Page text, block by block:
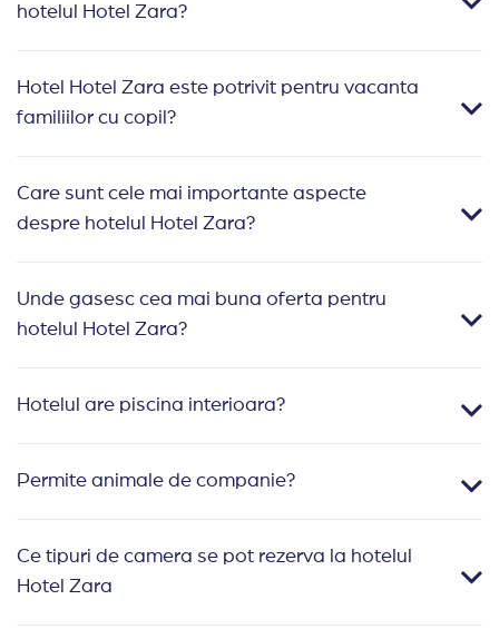
hotelul Hotel Zara?
Hotel Hotel Zara este potrivit pentru vacanta
familiilor cu copil?
Care sunt cele mai importante aspecte
despre hotelul Hotel Zara?
Unde gasesc cea mai buna oferta pentru
hotelul Hotel Zara?
Hotelul are piscina interioara?
Permite animale de companie?
Ce tipuri de camera se pot rezerva la hotelul
Hotel Zara